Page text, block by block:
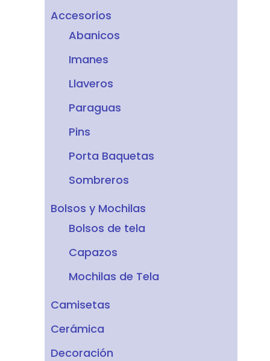
Accesorios
Abanicos
Imanes
Llaveros
Paraguas
Pins
Porta Baquetas
Sombreros
Bolsos y Mochilas
Bolsos de tela
Capazos
Mochilas de Tela
Camisetas
Cerámica
Decoración